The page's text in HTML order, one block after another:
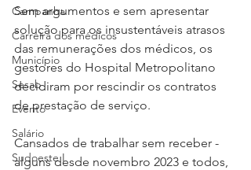
Campanha
Carreira dos médicos
Município
Sesab
Evento
Salário
Sudoeste I
Sem argumentos e sem apresentar
solução para os insustentáveis atrasos
das remunerações dos médicos, os
gestores do Hospital Metropolitano
decidiram por rescindir os contratos
de prestação de serviço.
Cansados de trabalhar sem receber -
alguns desde novembro 2023 e todos,